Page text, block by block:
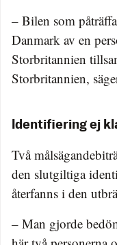
– Bilen som
Danmark av en
Storbritannien
Storbritannien,
Identifiering ej
Två
den slutgiltiga
återfanns i den
– Man gjorde